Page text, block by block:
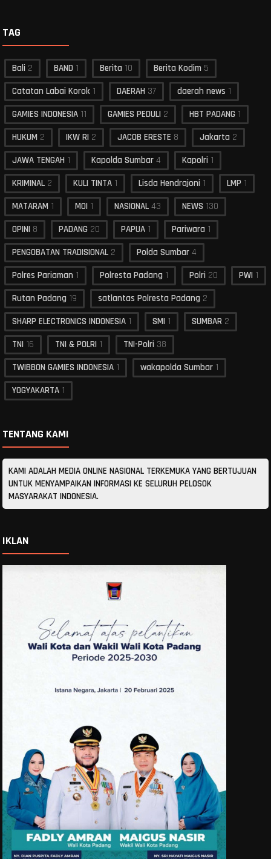
TAG
Bali 2 BAND 1 Berita 10 Berita Kodim 5
Catatan Labai Korok 1 DAERAH 37 daerah news 1
GAMIES INDONESIA 11 GAMIES PEDULI 2 HBT PADANG 1
HUKUM 2 IKW RI 2 JACOB ERESTE 8 Jakarta 2
JAWA TENGAH 1 Kapolda Sumbar 4 Kapolri 1
KRIMINAL 2 KULI TINTA 1 Lisda Hendrajoni 1 LMP 1
MATARAM 1 MOI 1 NASIONAL 43 NEWS 130
OPINI 8 PADANG 20 PAPUA 1 Pariwara 1
PENGOBATAN TRADISIONAL 2 Polda Sumbar 4
Polres Pariaman 1 Polresta Padang 1 Polri 20 PWI 1
Rutan Padang 19 satlantas Polresta Padang 2
SHARP ELECTRONICS INDONESIA 1 SMI 1 SUMBAR 2
TNI 16 TNI & POLRI 1 TNI-Polri 38
TWIBBON GAMIES INDONESIA 1 wakapolda Sumbar 1
YOGYAKARTA 1
TENTANG KAMI
KAMI ADALAH MEDIA ONLINE NASIONAL TERKEMUKA YANG BERTUJUAN
UNTUK MENYAMPAIKAN INFORMASI KE SELURUH PELOSOK
MASYARAKAT INDONESIA.
IKLAN